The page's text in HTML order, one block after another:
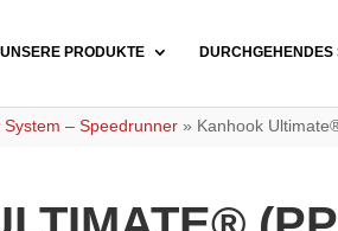
UNSERE PRODUKTE
– Speedrunner » Kanhook